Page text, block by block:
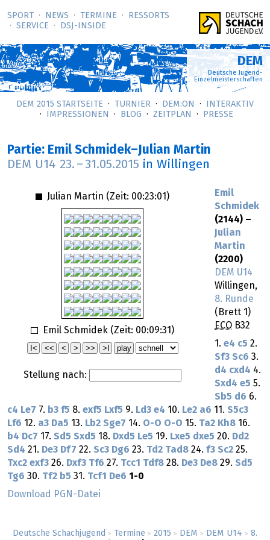
SPORT NEWS TERMINE
RESSORTS
SERVICE
DSJ-­INSIDE
Deutsche Schachjugend > Termine > 2015 > DEM > DEM U14 > 8.
DEM
Deutsche Jugend-
Einzelmeisterschaften
DEM 2015 STARTSEITE TURNIER DEM:ON
INTERAKTIV
IMPRESSIONEN
BLOG ZEITPLAN PRESSE
Partie: Emil Schmidek–Julian Martin
DEM U14 23. – 31.05.2015 in Willingen
Julian Martin (Zeit: 00:23:01 )
Emil Schmidek (Zeit: 00:09:31 )
Stellung nach:
Emil
Schmidek
(2144) –
Julian
Martin
(2200)
DEM U14
Willingen,
8. Runde
(Brett 1)
ECO B32
1. e4 c5 2.
Sf3 Sc6 3.
d4 cxd4 4.
Sxd4 e5 5.
Sb5 d6 6.
c4 Le7 7. b3 f5 8. exf5 Lxf5 9. Ld3 e4 10. Le2 a6 11. S5c3
Lf6 12. a3 Da5 13. Lb2 Sge7 14. O-O O-O 15. Ta2 Kh8 16.
b4 Dc7 17. Sd5 Sxd5 18. Dxd5 Le5 19. Lxe5 dxe5 20. Dd2
Sd4 21. De3 Df7 22. Sc3 Dg6 23. Td2 Tad8 24. f3 Sc2 25.
Txc2 exf3 26. Dxf3 Tf6 27. Tcc1 Tdf8 28. De3 De8 29. Sd5
Tg6 30. Tf2 b5 31. Tcf1 De6 1-0
Download PGN-Datei